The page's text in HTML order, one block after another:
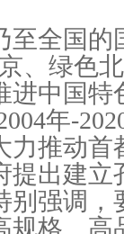
全国的
、绿色
进中国
年-
力推动
提出建
别强调
规格、高